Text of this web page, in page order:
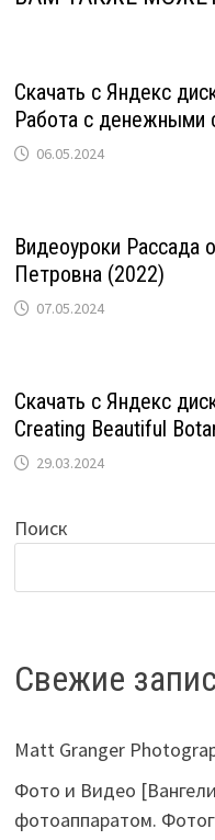
Скачать с Яндекс
Работа с денежными
06.05.2024
Видеоуроки Рассада
Петровна (2022)
07.05.2024
Скачать с Яндекс
Creating Beautiful
29.03.2024
Поиск
Свежие
Matt Granger
Фото и Видео
фотоаппаратом.